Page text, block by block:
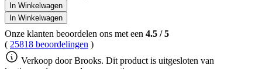
In Winkelwagen
In Winkelwagen
Onze klanten beoordelen ons met een 4.5 /5
( 25818 beoordelingen )
Verkoop door Brooks. Dit product is uitgesloten van